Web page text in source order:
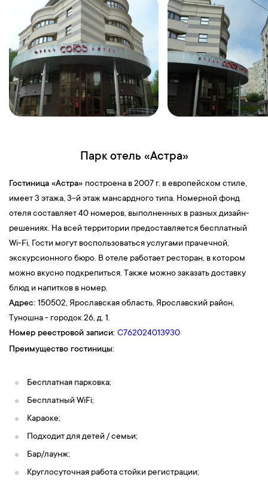
Парк отель «Астра»
Гостиница «Астра» построена в 2007 г. в европейском стиле,
имеет 3 этажа, 3-й этаж мансардного типа. Номерной фонд
отеля составляет 40 номеров, выполненных в разных дизайн-
решениях. На всей территории предоставляется бесплатный
Wi-Fi, Гости могут воспользоваться услугами прачечной,
экскурсионного бюро. В отеле работает ресторан, в котором
можно вкусно подкрепиться. Также можно заказать доставку
блюд и напитков в номер.
Адрес: 150502, Ярославская область, Ярославский район,
Туношна - городок 26, д. 1.
Номер реестровой записи: С762024013930
Преимущество гостиницы:
Бесплатная парковка;
Бесплатный WiFi;
Караоке;
Подходит для детей / семьи;
Бар/лаунж;
Круглосуточная работа стойки регистрации;